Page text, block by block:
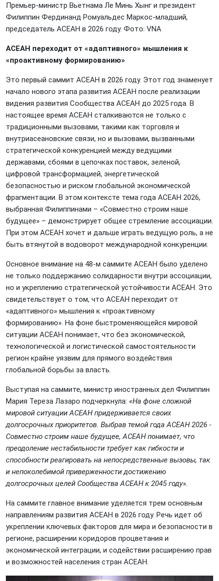
Премьер-министр Вьетнама Ле Минь Хынг и президент
Филиппин Фердинанд Ромуальдес Маркос-младший,
председатель АСЕАН в 2026 году. Фото: VNА
АСЕАН переходит от «адаптивного» мышления к
«проактивному формированию»
Это первый саммит АСЕАН в 2026 году. Этот год знаменует
начало нового этапа развития АСЕАН после реализации
видения развития Сообщества АСЕАН до 2025 года. В
настоящее время АСЕАН сталкиваются не только с
традиционными вызовами, такими как торговля и
внутриасеановские связи, но и вызовами, вызванными
стратегической конкуренцией между ведущими
державами, сбоями в цепочках поставок, зеленой,
цифровой трансформацией, энергетической
безопасностью и риском глобальной экономической
фрагментации. В этом контексте тема года АСЕАН 2026,
выбранная Филиппинами – «Совместно строим наше
будущее» – демонстрирует общее стремление ассоциации.
При этом АСЕАН хочет и дальше играть ведущую роль, а не
быть втянутой в водоворот международной конкуренции.
Основное внимание на 48-м саммите АСЕАН было уделено
не только поддержанию cолидарности внутри ассоциации,
но и укреплению стратегической устойчивости АСЕАН. Это
свидетельствует о том, что АСЕАН переходит от
«адаптивного» мышления к «проактивному
формированию». На фоне быстроменяющейся мировой
ситуации АСЕАН понимает, что без экономической,
технологической и логистической самостоятельности
регион крайне уязвим для прямого воздействия
глобальной борьбы за власть.
Выступая на саммите, министр иностранных дел Филиппин
Мария Тереза Лазаро подчеркнула: «На фоне сложной
мировой ситуации АСЕАН придерживается своих
долгосрочных приоритетов. Выбрав темой года АСЕАН 2026 -
Совместно строим наше будущее, АСЕАН понимает, что
преодоление нестабильности требует как гибкости и
способности реагировать на непосредственные вызовы, так
и непоколебимой приверженности достижению
долгосрочных целей Сообщества АСЕАН к 2045 году».
На саммите главное внимание уделяется трем основным
направлениям развития АСЕАН в 2026 году. Речь идет об
укреплении ключевых факторов для мира и безопасности в
регионе, расширении коридоров процветания и
экономической интеграции, и содействии расширению прав
и возможностей населения стран АСЕАН.